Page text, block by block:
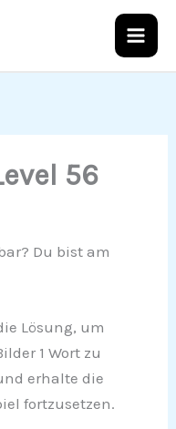
56
Du bist am
Lösung, um
1 Wort zu
erhalte die
fortzusetzen.